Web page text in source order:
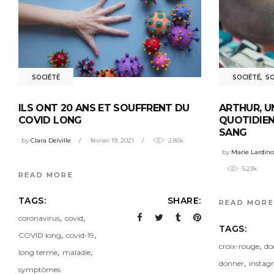
SOCIÉTÉ
ILS ONT 20 ANS ET SOUFFRENT DU
COVID LONG
byClara Delville février 19, 2021 2.85k
READ MORE
TAGS:
coronavirus, covid,
COVID long, covid-19,
long terme, maladie,
symptômes
SHARE:
SOCIÉTÉ,
ARTHUR,
SANG
by Marie
5.23k
READ MORE
TAGS:
croix-rouge,
donner,